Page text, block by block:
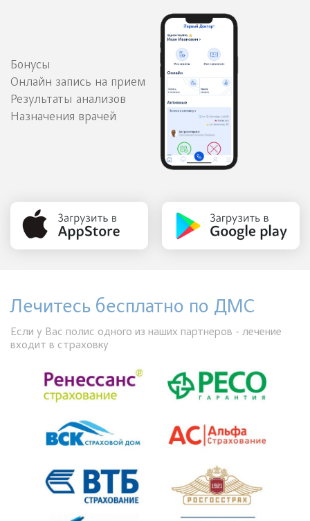
Бонусы
Онлайн запись на прием
Результаты анализов
Назначения врачей
Лечитесь бесплатно по ДМС
Если у Вас полис одного из наших партнеров - лечение
входит в страховку